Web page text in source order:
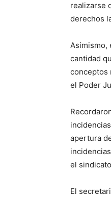
realizarse
derechos
Asimismo,
cantidad
conceptos
el Poder
apertura
el
El